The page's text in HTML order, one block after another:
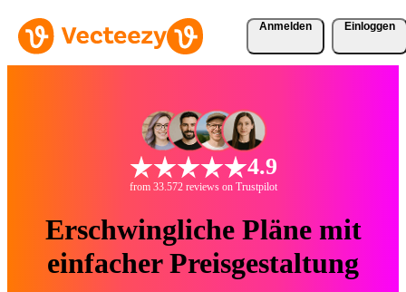
Anmelden Einloggen
4.9
from 33.572 reviews on Trustpilot
Erschwingliche Pläne mit
einfacher Preisgestaltung